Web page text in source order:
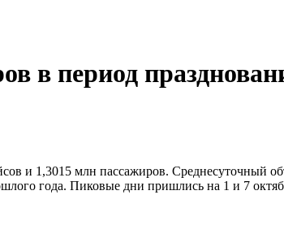
в период
и 1,3015 млн пассажиров. Среднесуточный
года. Пиковые дни пришлись на 1 и 7